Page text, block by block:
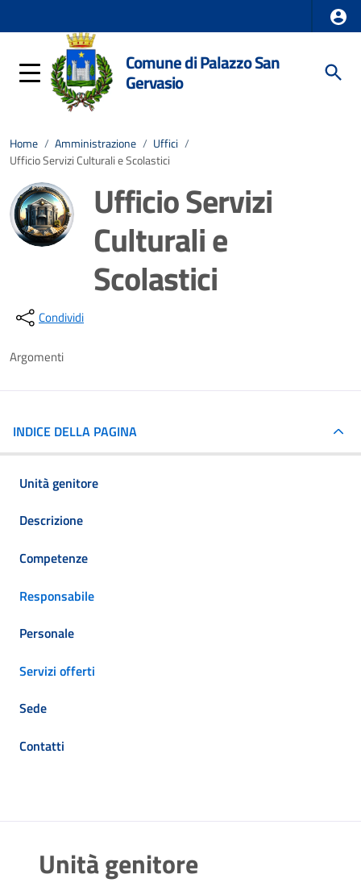
Comune di Palazzo San
Gervasio
Home / Amministrazione / Uffici /
Ufficio Servizi Culturali e Scolastici
Ufficio Servizi
Culturali e
Scolastici
Condividi
Argomenti
INDICE DELLA PAGINA
Unità genitore
Descrizione
Competenze
Responsabile
Personale
Servizi offerti
Sede
Contatti
Unità genitore